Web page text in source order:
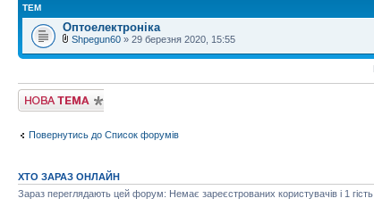
ТЕМ
Оптоелектроніка
Shpegun60 » 29 березня 2020, 15:55
Створити нову
тему
Повернутись до Список форумів
ХТО ЗАРАЗ ОНЛАЙН
Зараз переглядають цей форум: Немає зареєстрованих користувачів і 1 гість